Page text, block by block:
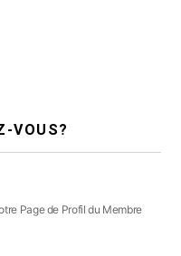
VOUS?
Page de Profil du Membre